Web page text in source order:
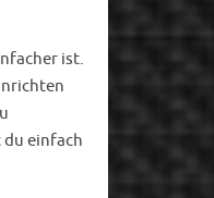
ist.
du einfach